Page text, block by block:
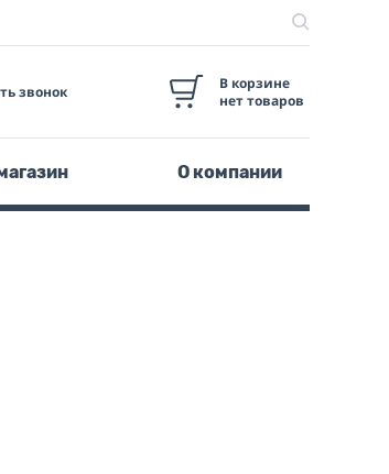
звонок
В корзине
нет товаров
О компании